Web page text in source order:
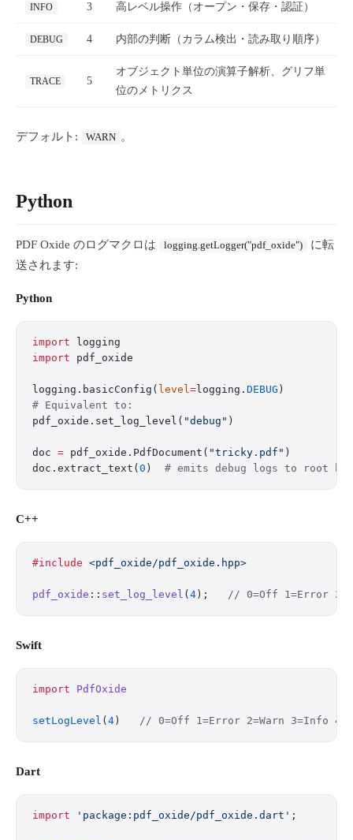
INFO 3 高レベル操作（オープン・保存・認証）
DEBUG 4 内部の判断（カラム検出・読み取り順序）
TRACE 5
オブジェクト単位の演算子解析、グリフ単
位のメトリクス
デフォルト: WARN 。
Python
PDF Oxide のログマクロは logging.getLogger("pdf_oxide")
に転
送されます:
Python
import logging
import pdf_oxide
logging.basicConfig( level= logging. DEBUG )
# Equivalent to:
pdf_oxide.set_log_level( "debug" )
doc = pdf_oxide.PdfDocument( "tricky.pdf" )
doc.extract_text( 0 ) # emits debug logs to root
C++
#include <pdf_oxide/pdf_oxide.hpp>
pdf_oxide :: set_log_level ( 4 );
// 0=Off 1=Error
Swift
import PdfOxide
setLogLevel ( 4 ) // 0=Off 1=Error 2=Warn 3=Info
Dart
import 'package:pdf_oxide/pdf_oxide.dart' ;